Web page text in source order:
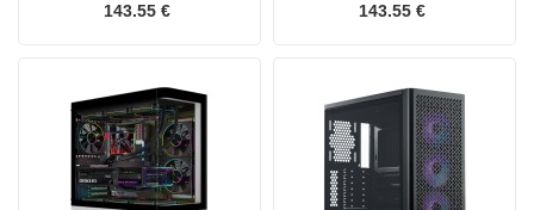
143.55 € 143.55 €